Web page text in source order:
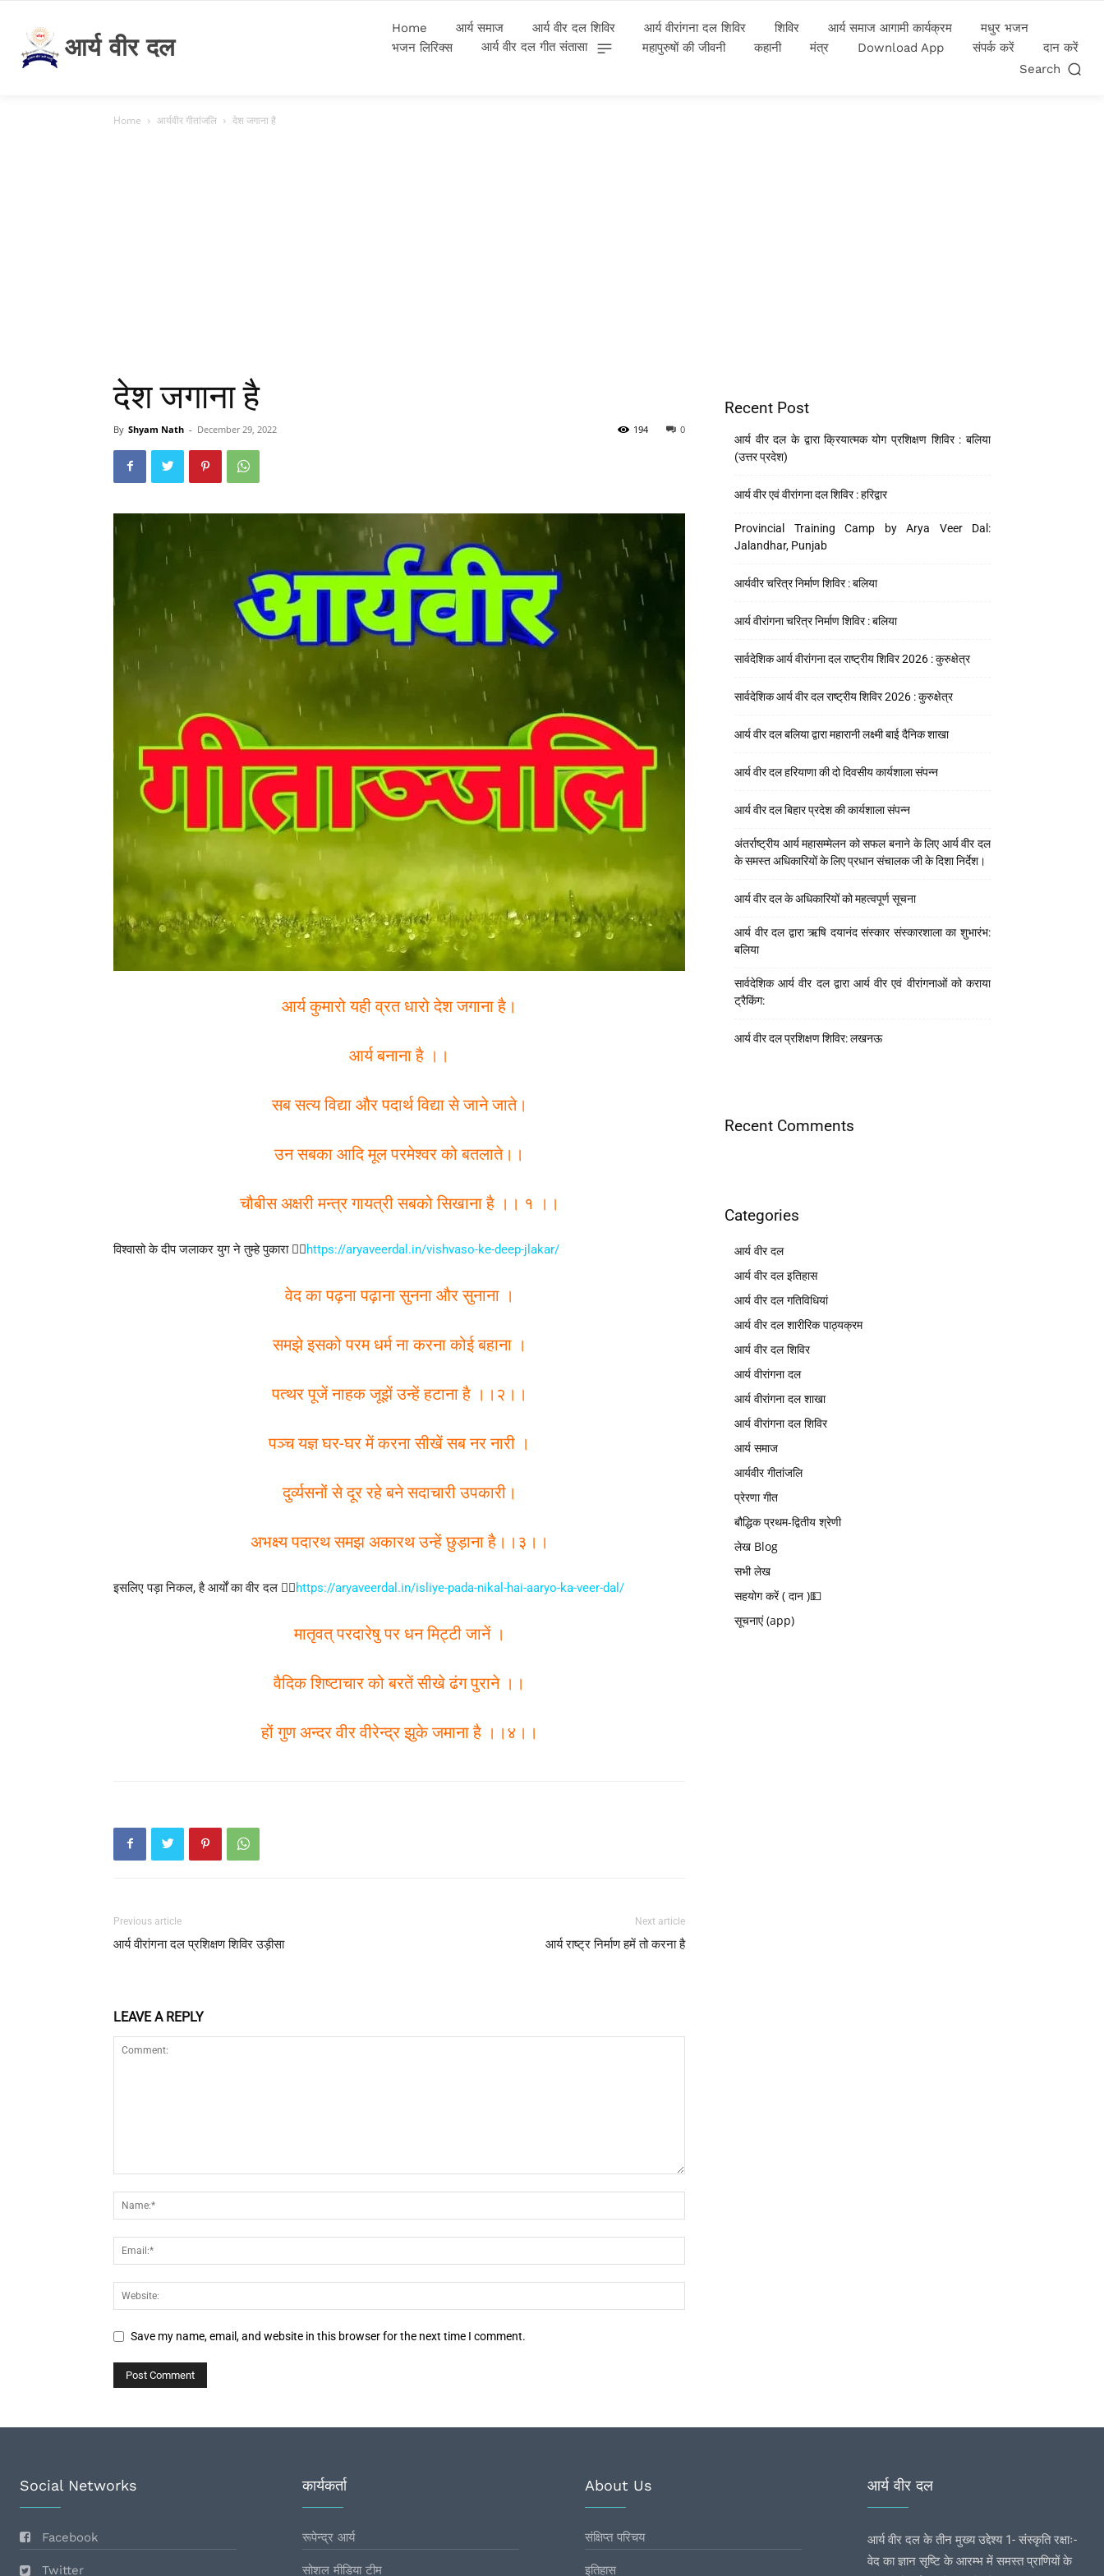
आर्य वीर दल
Home आर्य समाज आर्य वीर दल शिविर आर्य वीरांगना दल शिविर शिविर आर्य समाज आगामी कार्यक्रम
मधुर भजन
भजन लिरिक्स
आर्य वीर दल गीत संतासा महापुरुषों की जीवनी कहानी मंत्र Download App संपर्क करें
दान करें
Search
Home आर्यवीर गीतांजलि देश जगाना है
देश जगाना है
By Shyam Nath - December 29, 2022 0
194
आर्य कुमारो यही व्रत धारो देश जगाना है।
आर्य बनाना है ।।
सब सत्य विद्या और पदार्थ विद्या से जाने जाते।
उन सबका आदि मूल परमेश्वर को बतलाते।।
चौबीस अक्षरी मन्त्र गायत्री सबको सिखाना है ।। १ ।।
विश्वासो के दीप जलाकर युग ने तुम्हे पुकारा 👇🏻https://aryaveerdal.in/vishvaso-ke-deep-jlakar/
वेद का पढ़ना पढ़ाना सुनना और सुनाना ।
समझे इसको परम धर्म ना करना कोई बहाना ।
पत्थर पूजें नाहक जूझें उन्हें हटाना है ।।२।।
पञ्च यज्ञ घर-घर में करना सीखें सब नर नारी ।
दुर्व्यसनों से दूर रहे बने सदाचारी उपकारी।
अभक्ष्य पदारथ समझ अकारथ उन्हें छुड़ाना है।।३।।
इसलिए पड़ा निकल, है आर्यों का वीर दल 👇🏻https://aryaveerdal.in/isliye-pada-nikal-hai-aaryo-ka-veer-dal/
मातृवत् परदारेषु पर धन मिट्टी जानें ।
वैदिक शिष्टाचार को बरतें सीखे ढंग पुराने ।।
हों गुण अन्दर वीर वीरेन्द्र झुके जमाना है ।।४।।
Previous article
आर्य वीरांगना दल प्रशिक्षण शिविर उड़ीसा
Next article
आर्य राष्ट्र निर्माण हमें तो करना है
LEAVE A REPLY
Save my name, email, and website in this browser for the next time I comment.
Recent Post
आर्य वीर दल के द्वारा क्रियात्मक योग प्रशिक्षण शिविर : बलिया
(उत्तर प्रदेश)
आर्य वीर एवं वीरांगना दल शिविर : हरिद्वार
Provincial Training Camp by Arya Veer Dal:
Jalandhar, Punjab
आर्यवीर चरित्र निर्माण शिविर : बलिया
आर्य वीरांगना चरित्र निर्माण शिविर : बलिया
सार्वदेशिक आर्य वीरांगना दल राष्ट्रीय शिविर 2026 : कुरुक्षेत्र
सार्वदेशिक आर्य वीर दल राष्ट्रीय शिविर 2026 : कुरुक्षेत्र
आर्य वीर दल बलिया द्वारा महारानी लक्ष्मी बाई दैनिक शाखा
आर्य वीर दल हरियाणा की दो दिवसीय कार्यशाला संपन्न
आर्य वीर दल बिहार प्रदेश की कार्यशाला संपन्न
अंतर्राष्ट्रीय आर्य महासम्मेलन को सफल बनाने के लिए आर्य वीर दल
के समस्त अधिकारियों के लिए प्रधान संचालक जी के दिशा निर्देश।
आर्य वीर दल के अधिकारियों को महत्वपूर्ण सूचना
आर्य वीर दल द्वारा ऋषि दयानंद संस्कार संस्कारशाला का शुभारंभ:
बलिया
सार्वदेशिक आर्य वीर दल द्वारा आर्य वीर एवं वीरांगनाओं को कराया
ट्रैकिंग:
आर्य वीर दल प्रशिक्षण शिविर: लखनऊ
Recent Comments
Categories
आर्य वीर दल
आर्य वीर दल इतिहास
आर्य वीर दल गतिविधियां
आर्य वीर दल शारीरिक पाठ्यक्रम
आर्य वीर दल शिविर
आर्य वीरांगना दल
आर्य वीरांगना दल शाखा
आर्य वीरांगना दल शिविर
आर्य समाज
आर्यवीर गीतांजलि
प्रेरणा गीत
बौद्धिक प्रथम-द्वितीय श्रेणी
लेख Blog
सभी लेख
सहयोग करें ( दान )💵
सूचनाएं (app)
Social Networks
Facebook
Twitter
कार्यकर्ता
रूपेन्द्र आर्य
सोशल मीडिया टीम
About Us
संक्षिप्त परिचय
इतिहास
आर्य वीर दल
आर्य वीर दल के तीन मुख्य उद्देश्य 1- संस्कृति रक्षाः-
वेद का ज्ञान सृष्टि के आरम्भ में समस्त प्राणियों के